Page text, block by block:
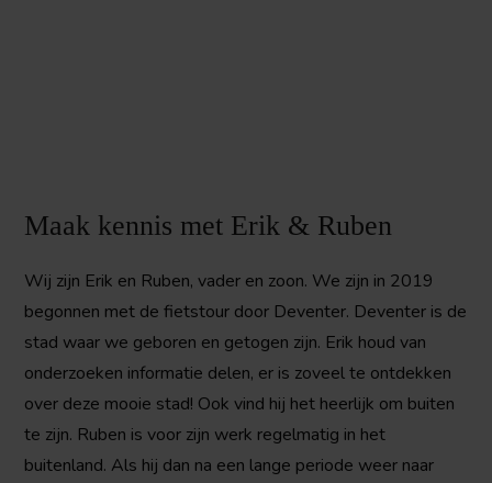
Maak kennis met Erik & Ruben
Wij zijn Erik en Ruben, vader en zoon. We zijn in 2019
begonnen met de fietstour door Deventer. Deventer is de
stad waar we geboren en getogen zijn. Erik houd van
onderzoeken informatie delen, er is zoveel te ontdekken
over deze mooie stad! Ook vind hij het heerlijk om buiten
te zijn. Ruben is voor zijn werk regelmatig in het
buitenland. Als hij dan na een lange periode weer naar